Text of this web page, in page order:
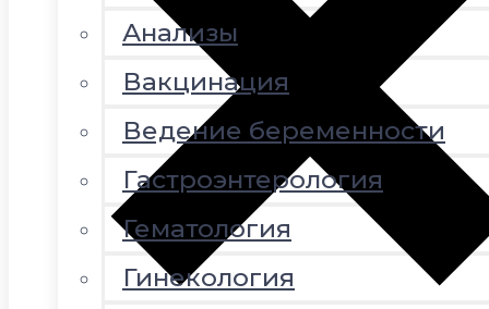
Анализы
Вакцинация
Ведение беременности
Гастроэнтерология
Гематология
Гинекология